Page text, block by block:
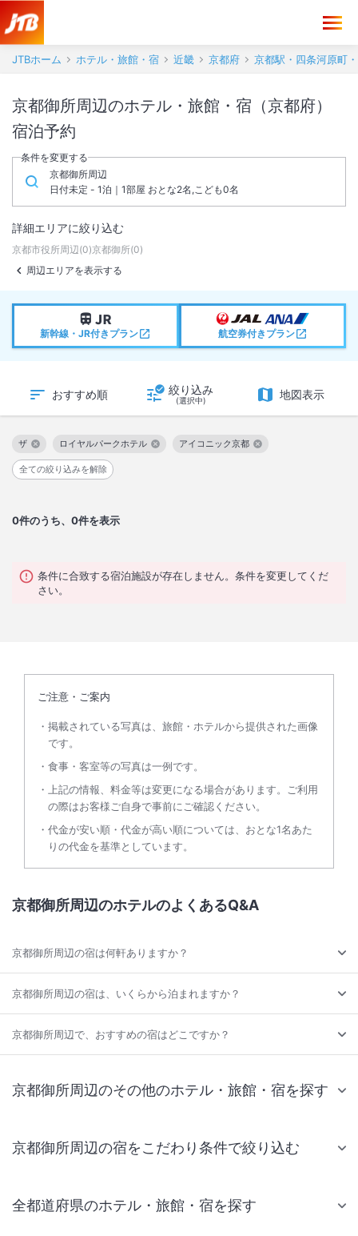
JTBホーム ホテル・旅館・宿 近畿 京都府 京都駅・四条河原町
京都御所周辺のホテル・旅館・宿（京都府）
宿泊予約
条件を変更する
京都御所周辺
日付未定 - 1泊｜1部屋 おとな2名,こども0名
詳細エリアに絞り込む
京都市役所周辺(0)京都御所(0)
周辺エリアを表示する
新幹線・JR付きプラン 航空券付きプラン
おすすめ順 絞り込み
(選択中) 地図表示
0件のうち、0件を表示
ザ
この絞り込み条件を解除
ロイヤルパークホテル
この絞り込み条件を解除 アイコニック京都
この絞り込み条件を解除
全ての絞り込みを解除
条件に合致する宿泊施設が存在しません。条件を変更してくだ
さい。
ご注意・ご案内
掲載されている写真は、旅館・ホテルから提供された画像
です。
食事・客室等の写真は一例です。
上記の情報、料金等は変更になる場合があります。ご利用
の際はお客様ご自身で事前にご確認ください。
代金が安い順・代金が高い順については、おとな1名あた
りの代金を基準としています。
京都御所周辺のホテルのよくあるQ&A
京都御所周辺の宿は何軒ありますか？
京都御所周辺の宿は、いくらから泊まれますか？
京都御所周辺で、おすすめの宿はどこですか？
京都御所周辺のその他のホテル・旅館・宿を探す
京都御所周辺の宿をこだわり条件で絞り込む
全都道府県のホテル・旅館・宿を探す